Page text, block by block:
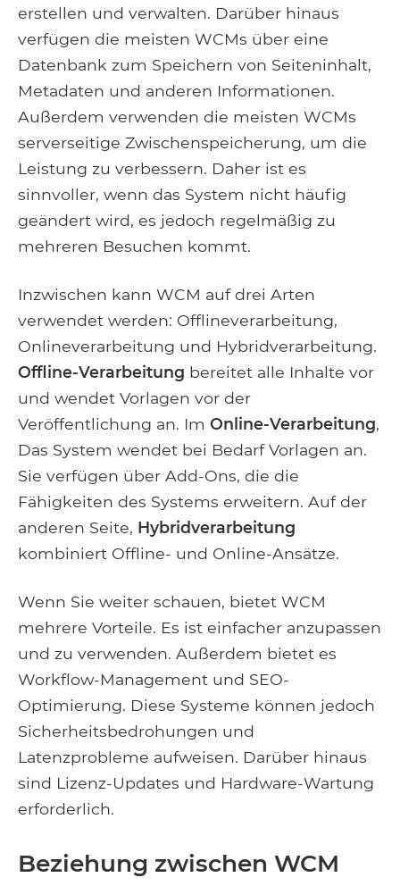
erstellen und verwalten. Darüber hinaus
verfügen die meisten WCMs über eine
Datenbank zum Speichern von Seiteninhalt,
Metadaten und anderen Informationen.
Außerdem verwenden die meisten WCMs
serverseitige Zwischenspeicherung, um die
Leistung zu verbessern. Daher ist es
sinnvoller, wenn das System nicht häufig
geändert wird, es jedoch regelmäßig zu
mehreren Besuchen kommt.
Inzwischen kann WCM auf drei Arten
verwendet werden: Offlineverarbeitung,
Onlineverarbeitung und Hybridverarbeitung.
Offline-Verarbeitung bereitet alle Inhalte vor
und wendet Vorlagen vor der
Veröffentlichung an. Im Online-Verarbeitung,
Das System wendet bei Bedarf Vorlagen an.
Sie verfügen über Add-Ons, die die
Fähigkeiten des Systems erweitern. Auf der
anderen Seite, Hybridverarbeitung
kombiniert Offline- und Online-Ansätze.
Wenn Sie weiter schauen, bietet WCM
mehrere Vorteile. Es ist einfacher anzupassen
und zu verwenden. Außerdem bietet es
Workflow-Management und SEO-
Optimierung. Diese Systeme können jedoch
Sicherheitsbedrohungen und
Latenzprobleme aufweisen. Darüber hinaus
sind Lizenz-Updates und Hardware-Wartung
erforderlich.
Beziehung zwischen WCM